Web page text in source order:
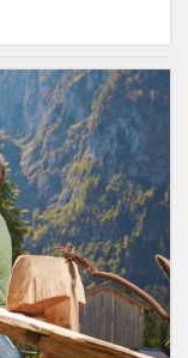
Um elf Uhr
Festreden und